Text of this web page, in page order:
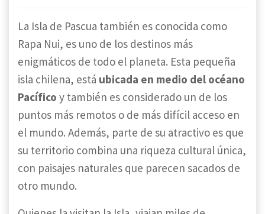
La Isla de Pascua también es conocida como
Rapa Nui, es uno de los destinos más
enigmáticos de todo el planeta. Esta pequeña
isla chilena, está ubicada en medio del océano
Pacífico y también es considerado un de los
puntos más remotos o de más difícil acceso en
el mundo. Además, parte de su atractivo es que
su territorio combina una riqueza cultural única,
con paisajes naturales que parecen sacados de
otro mundo.